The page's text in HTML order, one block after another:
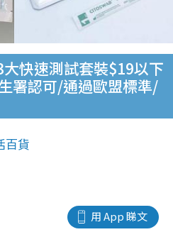
大快速測試套裝$19以下
署認可/通過歐盟標準/
百貨
用 App 睇文